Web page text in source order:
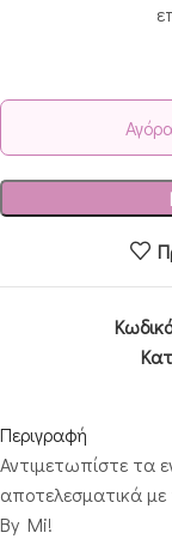
Περιγραφή
Αντιμετωπίστε τα
αποτελεσματικά
By Mi!